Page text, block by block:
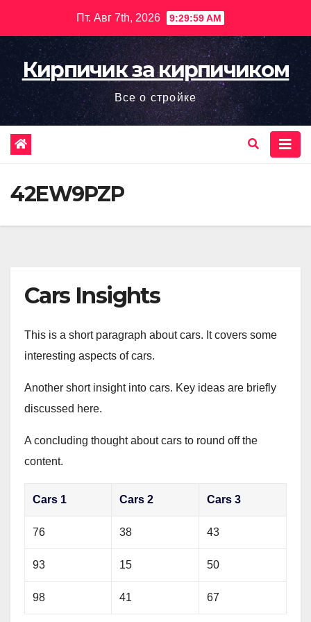
содержимому
Пт. Авг 7th, 2026 9:30:01 AM
Кирпичик за кирпичиком
Все о стройке
42EW9PZP
Cars Insights
This is a short paragraph about cars. It covers some
interesting aspects of cars.
Another short insight into cars. Key ideas are briefly
discussed here.
A concluding thought about cars to round off the
content.
Cars 1 Cars 2 Cars 3
76 38 43
93 15 50
98 41 67